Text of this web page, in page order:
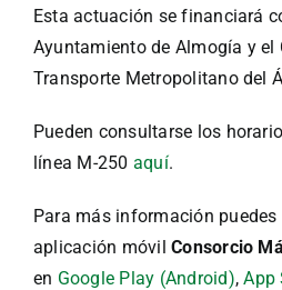
Esta actuación se financiará
Ayuntamiento de Almogía y el
Transporte Metropolitano del
Pueden consultarse los
línea M-250 aquí.
Para más información puedes
aplicación móvilConsorcio
en Google Play (Android),App